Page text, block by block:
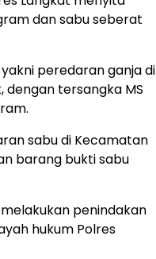
dan sabu seberat
peredaran ganja di
dengan tersangka MS
sabu di Kecamatan
barang bukti sabu
penindakan
hukum Polres